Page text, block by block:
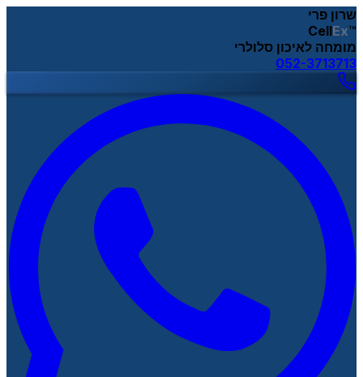
שרון פרי
™
CellEx
מומחה לאיכון סלולרי
052-3713713